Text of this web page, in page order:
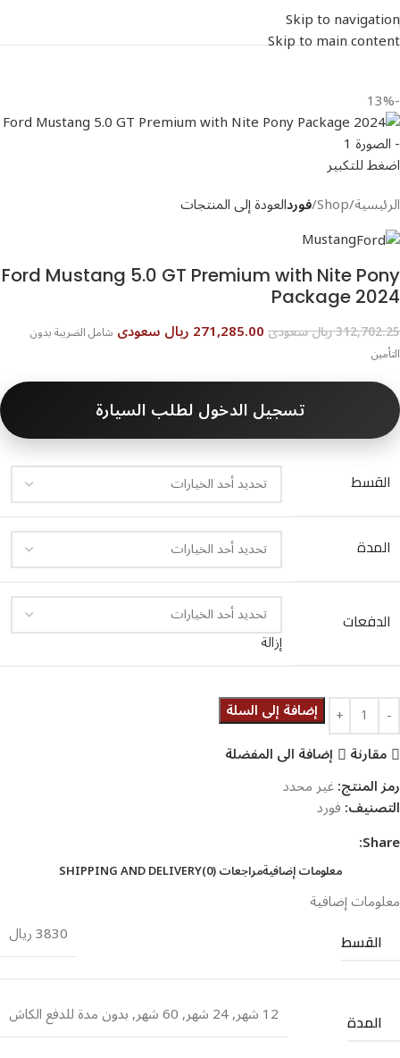
Skip to navigation
Skip to main content
-13%
اضغط للتكبير
الرئيسية Shopفوردالعودة إلى المنتجات
Mustang
Ford Mustang 5.0 GT Premium with Nite Pony
Package 2024
312,702.25 ريال سعودى 271,285.00 ريال سعودى
شامل الضريبة بدون
التأمين
تسجيل الدخول لطلب السيارة
القسط
المدة
الدفعات
إزالة
إضافة إلى السلة
مقارنة
إضافة الى المفضلة
رمز المنتج:غير محدد
التصنيف:فورد
Share:
معلومات إضافيةمراجعات (0) SHIPPING AND DELIVERY
معلومات إضافية
القسط 3830 ريال
المدة 12 شهر ,24 شهر ,60 شهر ,بدون مدة للدفع الكاش